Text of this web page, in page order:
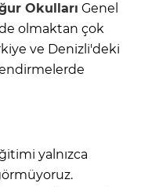
Okulları Genel
olmaktan çok
ve Denizli'deki
yalnızca